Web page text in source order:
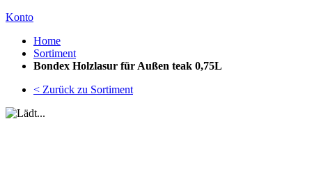
Konto
Home
Sortiment
Bondex Holzlasur für Außen teak 0,75L
< Zurück zu Sortiment